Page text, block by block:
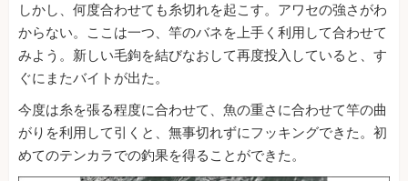
しかし、何度合わせても糸切れを起こす。アワセの強さがわ
からない。ここは一つ、竿のバネを上手く利用して合わせて
みよう。新しい毛鉤を結びなおして再度投入していると、す
ぐにまたバイトが出た。
今度は糸を張る程度に合わせて、魚の重さに合わせて竿の曲
がりを利用して引くと、無事切れずにフッキングできた。初
めてのテンカラでの釣果を得ることができた。